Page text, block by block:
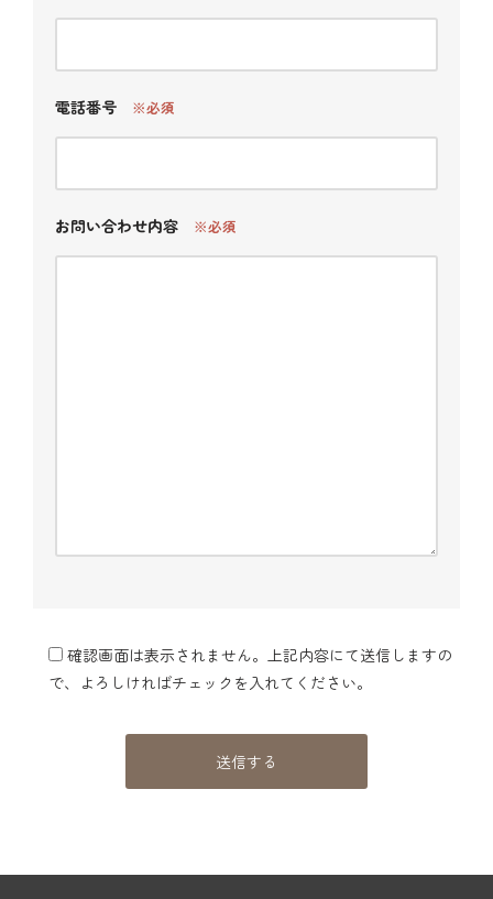
電話番号 ※必須
お問い合わせ内容 ※必須
確認画面は表示されません。上記内容にて送信しますの
で、よろしければチェックを入れてください。